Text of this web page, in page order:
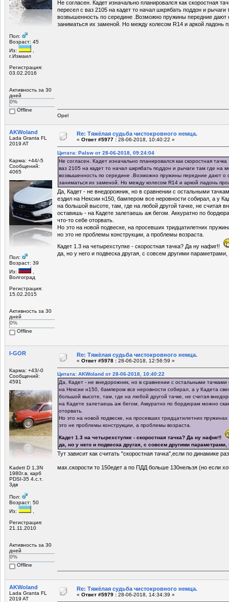
Пол:
Возраст: 45
Из:
г.Измаил
Регистрация:
03.02.2016
Активность за 30
дней
0%
Offline
Не согласен. Кадет изначально планировался как скоростная
пересел с ваз 2105 на кадет то начал шкрябать поддон и рычаги
возвышенность по середине .Возможно пружины передние дают
заниматься их заменой. Но между колесом R14 и аркой ладонь
Opel
AKWoland
Lada Granta FL
2019 AT
Карма: +44/-5
Сообщений:
4065
Пол:
Возраст: 39
Из:
Волгоград
Регистрация:
15.02.2015
Активность за 30
дней
0%
Offline
Re: Тяжёлая судьба чистокровного немца.
« Ответ #5977 : 28-06-2018, 10:40:22 »
Цитата: Palsw от 28-06-2018, 09:24:04
Не согласен. Кадет изначально планировался как скоростная
ваз 2105 на кадет то начал шкрябать поддон и рычаги там где на
возвышенность по середине .Возможно пружины передние дают о
заниматься их заменой. Но между колесом R14 и аркой ладонь
Да, Кадет - не внедорожник, но в сравнении с остальными
ездил на Нексии н150, бампером все неровности собирал, а у
на большой высоте, там, где на любой другой тачке, не считая
оставишь - на Кадете залетаешь аж бегом. Аккуратно по
что-то себе оторвать.
Но это на новой подвеске, на просевших тридцатилетних
но это не проблемы конструкции, а проблемы возраста.
Кадет 1.3 на четырехступке - скоростная тачка? Да ну нафиг!!
да, но у него и подвеска другая, с совсем другими
I-GOR
Карма: +43/-0
Сообщений:
4591
Kadett D 1,3N
1980г.в. карб
PDSI-35 4.с.т.
3дв
Пол:
Возраст: 50
Из:
Регистрация:
21.11.2010
Активность за 30
дней
0%
Offline
Re: Тяжёлая судьба чистокровного немца.
« Ответ #5978 : 28-06-2018, 12:56:59 »
Цитата: AKWoland от 28-06-2018, 10:40:22
Да, Кадет - не внедорожник, но в сравнении с остальными тачками
на Нексии н150, бампером все неровности собирал, а у Кадета
большой высоте, там, где на любой другой тачке, не считая
на Кадете залетаешь аж бегом. Аккуратно по бордюрам можно
оторвать.
Но это на новой подвеске, на просевших тридцатилетних пружинах
это не проблемы конструкции, а проблемы возраста.
Кадет 1.3 на четырехступке - скоростная тачка? Да ну нафиг!!
да, но у него и подвеска другая, с совсем другими
Тут зависит как считать "скоростная тачка",если по динамике
мах.скорости то 150едет а по ПДД больше 130нельзя (но если
AKWoland
Lada Granta FL
2019 AT
Re: Тяжёлая судьба чистокровного немца.
« Ответ #5979 : 28-06-2018, 14:34:39 »